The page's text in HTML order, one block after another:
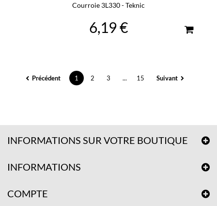
Courroie 3L330 - Teknic
6,19 €
Précédent 1 2 3 ... 15 Suivant
INFORMATIONS SUR VOTRE BOUTIQUE
INFORMATIONS
COMPTE